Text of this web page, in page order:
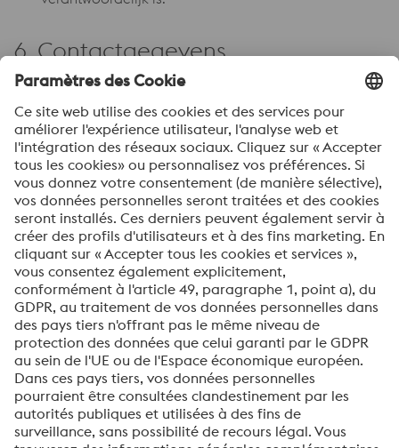
6. Contactgegevens
Voor vragen over het onderwerp gegevensbescherming
en om uw hierboven vermelde rechten uit te oefenen,
kunt u contact opnemen met onze organisatie voor
gegevensbescherming per e-mail opdatenschutz-
vahpm@voestalpine.comof per post op Kabelweg 37, 8e
verdieping, 1014 BA Amsterdam, Nederland, onder
vermelding van “Gegevensbescherming”.
Delen van deze verklaring gegevensbescherming voor
zakenpartners kunnen door ons om technische of
juridische redenen worden gewijzigd of bijgewerkt zonder
dat u daarvan vooraf op de hoogte wordt gesteld.
Controleer altijd de actuele versie van de verklaring
gegevensbescherming voor zakenpartners om er zeker
van te zijn dat u op de hoogte bent van eventuele
wijzigingen of updates.